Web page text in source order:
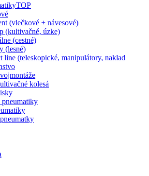
TOP
(vlečkové + návesové)
(kultivačné, úzke)
(cestné)
(lesné)
line (teleskopické, manipulátory, naklad
kolesá